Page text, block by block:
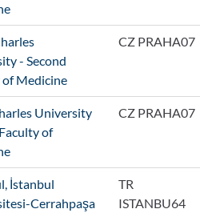
- Second
of Medicine
CZ PRAHA07
University
of
CZ PRAHA07
İstanbul
Cerrahpaşa
TR
ISTANBU64